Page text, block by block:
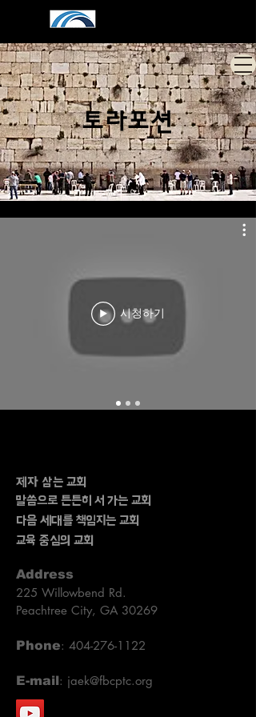
토라포션
시청하기
제자 삼는 교회
말씀으로 튼튼히 서 가는 교회
다음 세대를 책임지는 교회
교육 중심의 교회
Address
225 Willowbend Rd.
Peachtree City, GA 30269
Phone: 404-276-1122
E-mail: jaek@fbcptc.org